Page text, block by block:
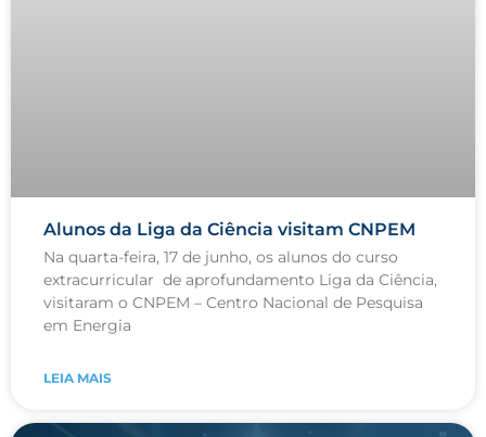
Alunos da Liga da Ciência visitam CNPEM
Na quarta-feira, 17 de junho, os alunos do curso
extracurricular de aprofundamento Liga da Ciência,
visitaram o CNPEM – Centro Nacional de Pesquisa
em Energia
LEIA MAIS